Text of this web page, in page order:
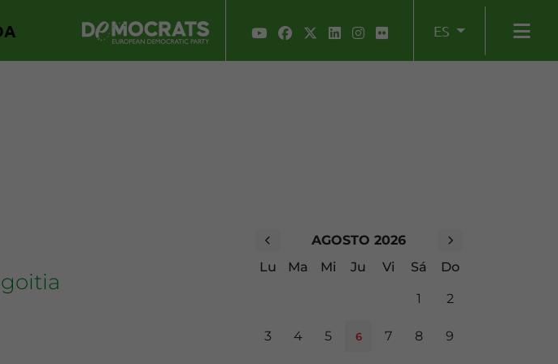
ES
AGOSTO 2026
Lu
Ma Mi Ju Vi Sá Do
1 2
3 4 5 6 7 8 9